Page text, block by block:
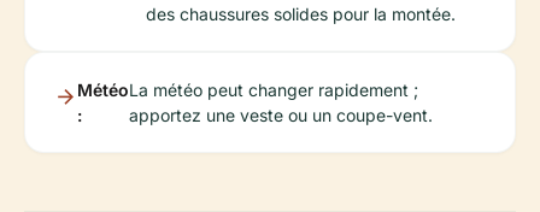
des chaussures solides pour la montée.
Météo
:
La météo peut changer rapidement ;
apportez une veste ou un coupe-vent.